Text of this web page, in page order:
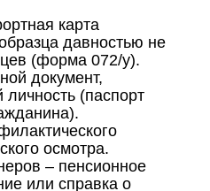
карта
давностью не
(форма 072/у).
документ,
(паспорт
осмотра.
– пенсионное
или справка о